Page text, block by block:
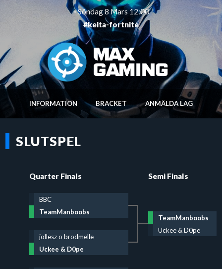
-Söndag 8 Mars 12:00
#keita-fortnite
INFORMATION BRACKET ANMÄLDA LAG
SLUTSPEL
Quarter Finals
BBC
TeamManboobs
jollesz o brodmelle
Uckee & D0pe
Semi Finals
TeamManboobs
Uckee & D0pe